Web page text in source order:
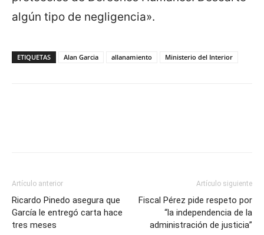
algún tipo de negligencia».
ETIQUETAS Alan Garcia allanamiento Ministerio del Interior
Artículo anterior
Ricardo Pinedo asegura que
García le entregó carta hace
tres meses
Artículo siguiente
Fiscal Pérez pide respeto por
“la independencia de la
administración de justicia”